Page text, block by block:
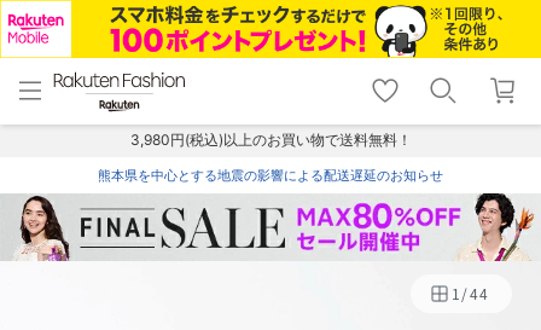
menu home
トップ
shopping_cart lock_outline
ログイン
3,980円(税込)以上のお買い物で送料無料！
熊本県を中心とする地震の影響による配送遅延のお知らせ
1/44